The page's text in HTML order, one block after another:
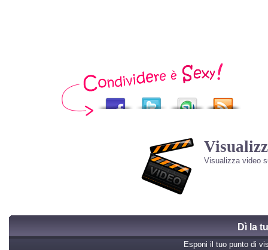
Visualizza video
Dì la
Esponi il tuo punto di